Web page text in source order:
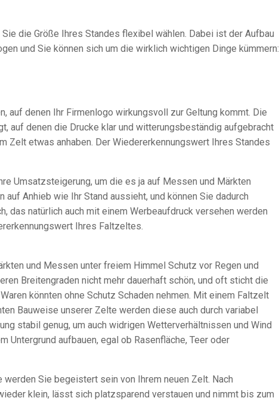
die Größe Ihres Standes flexibel wählen. Dabei ist der Aufbau
und Sie können sich um die wirklich wichtigen Dinge kümmern:
auf denen Ihr Firmenlogo wirkungsvoll zur Geltung kommt. Die
auf denen die Drucke klar und witterungsbeständig aufgebracht
Zelt etwas anhaben. Der Wiedererkennungswert Ihres Standes
Umsatzsteigerung, um die es ja auf Messen und Märkten
Anhieb wie Ihr Stand aussieht, und können Sie dadurch
das natürlich auch mit einem Werbeaufdruck versehen werden
Ihres Faltzeltes.
und Messen unter freiem Himmel Schutz vor Regen und
Breitengraden nicht mehr dauerhaft schön, und oft sticht die
könnten ohne Schutz Schaden nehmen. Mit einem Faltzelt
Bauweise unserer Zelte werden diese auch durch variabel
stabil genug, um auch widrigen Wetterverhältnissen und Wind
Untergrund aufbauen, egal ob Rasenfläche, Teer oder
Sie begeistert sein von Ihrem neuen Zelt. Nach
klein, lässt sich platzsparend verstauen und nimmt bis zum